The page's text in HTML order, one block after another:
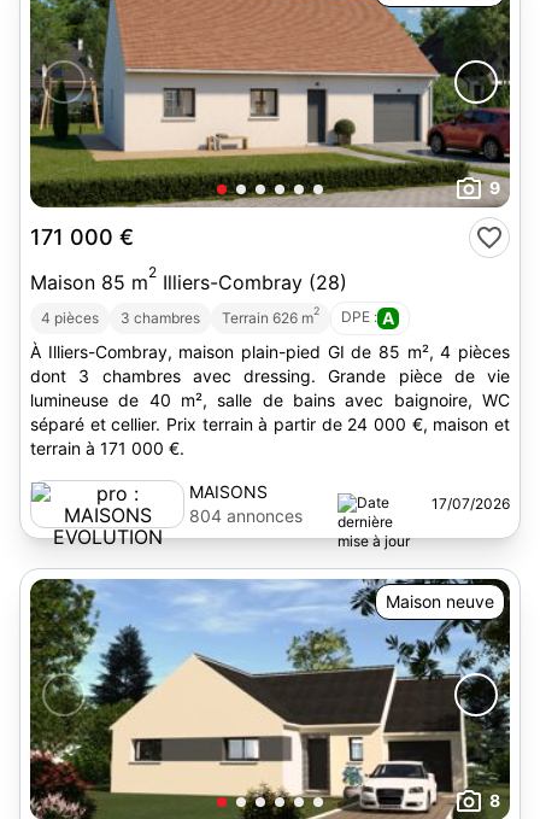
9
171 000 €
Maison 85 m2 Illiers-Combray (28)
4 pièces 3 chambres Terrain 626 m2 DPE : A
À Illiers-Combray, maison plain-pied GI de 85 m², 4 pièces
dont 3 chambres avec dressing. Grande pièce de vie
lumineuse de 40 m², salle de bains avec baignoire, WC
séparé et cellier. Prix terrain à partir de 24 000 €, maison et
terrain à 171 000 €.
MAISONS
EVOLUTION
804 annonces
17/07/2026
Maison neuve
8